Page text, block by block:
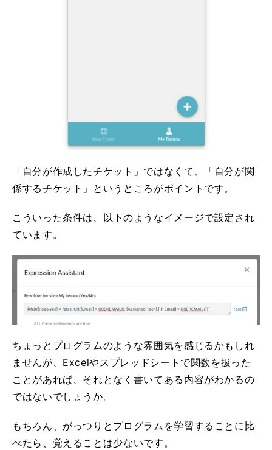
「自分が作成したチケット」ではなくて、「自分が関
係するチケット」というところがポイントです。
こういった条件は、以下のようなイメージで設定され
ています。
ちょっとプログラムのような雰囲気を感じるかもしれ
ませんが、Excelやスプレッドシートで関数を扱った
ことがあれば、それとなく書いてある内容がわかるの
ではないでしょうか。
もちろん、がっつりとプログラムを学習することに比
べたら、覚えることは少ないです。